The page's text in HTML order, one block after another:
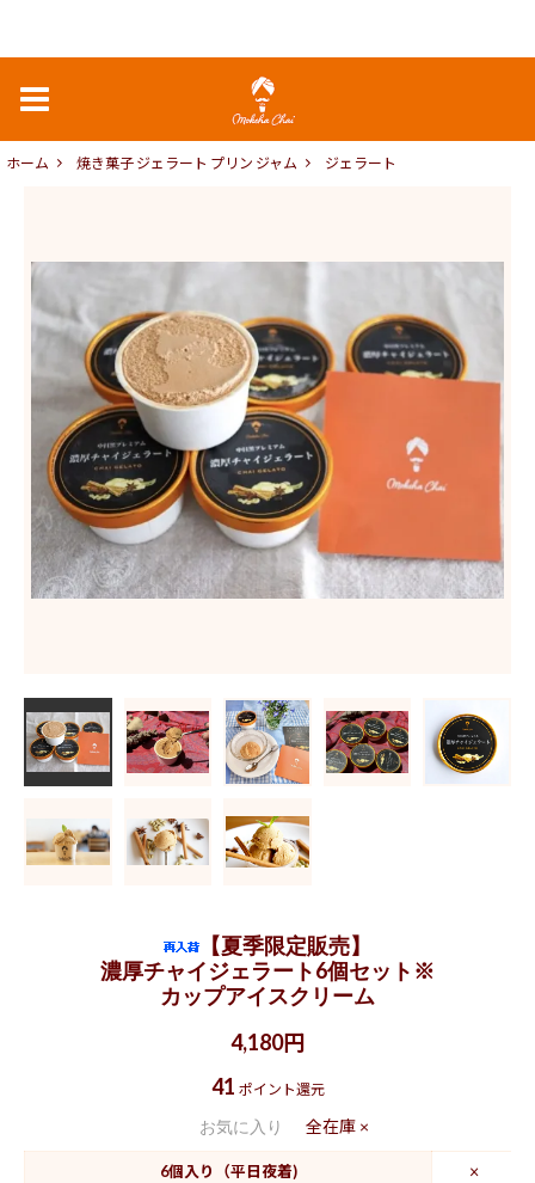
ホーム 焼き菓子 ジェラート プリン ジャム ジェラート
【夏季限定販売】
濃厚チャイジェラート6個セット※
カップアイスクリーム
4,180円
41 ポイント還元
お気に入り 全在庫 ×
6個入り（平日夜着) ×